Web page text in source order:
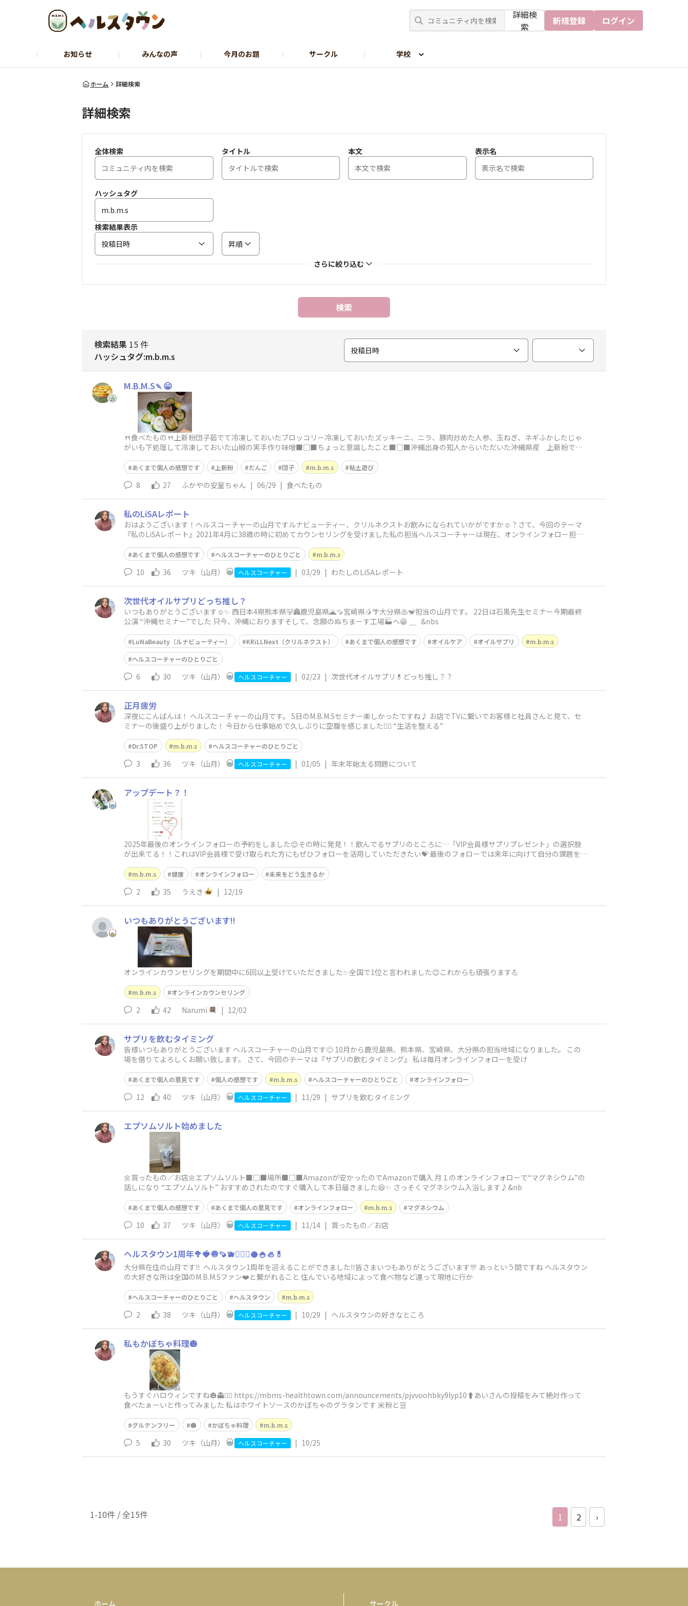
詳細検
索
新規登録 ログイン
お知らせ みんなの声 今月のお題 サークル 学校
ヘルスコーチャーのひとりごと
ホーム 詳細検索
詳細検索
全体検索 タイトル 本文 表示名
ハッシュタグ
検索結果表示
投稿日時
昇順
さらに絞り込む
検索
検索結果 15 件
ハッシュタグ:m.b.m.s
投稿日時
M.B.M.S🍡😁
🍴食べたもの🍴上新粉団子茹でて冷凍しておいたブロッコリー冷凍しておいたズッキーニ、ニラ、豚肉炒めた人参、玉ねぎ、ネギふかしたじゃ
がいも下処理して冷凍しておいた山椒の実手作り味噌■□■ちょっと意識したこと■□■沖縄出身の知人からいただいた沖縄県産 上新粉で
あくまで個人の感想です 上新粉 だんご 団子 m.b.m.s 粘土遊び
8 27 ふかやの安室ちゃん | 06/29 | 食べたもの
私のLiSAレポート
おはようございます！ヘルスコーチャーの山月ですルナビューティー、クリルネクストお飲みになられていかがですか☺️？さて、今回のテーマ
『私のLiSAレポート』2021年4月に38歳の時に初めてカウンセリングを受けました私の担当ヘルスコーチャーは現在、オンラインフォロー担当
あくまで個人の感想です ヘルスコーチャーのひとりごと m.b.m.s
10 36 ツキ（山月） ヘルスコーチャー | 03/29 | わたしのLiSAレポート
次世代オイルサプリどっち推し？
いつもありがとうございます☺️✨ 西日本4県熊本県🐻🏯鹿児島県🌋🍠宮崎県🥭🌴大分県♨️🐒担当の山月です。 22日は石黒先生セミナー今期最終
公演 “沖縄セミナー”でした 只今、沖縄におりますそして、念願のぬちまーす工場🏭へ😁 ＿ &nbs
LuNaBeauty（ルナビューティー） KRiLLNext（クリルネクスト） あくまで個人の感想です オイルケア オイルサプリ
m.b.m.s
ヘルスコーチャーのひとりごと
6 30 ツキ（山月） ヘルスコーチャー | 02/23 | 次世代オイルサプリ💊どっち推し？？
正月疲労
深夜にこんばんは！ ヘルスコーチャーの山月です。 5日のM.B.M.Sセミナー楽しかったですね♪ お店でTVに繋いでお客様と社員さんと見て、セ
ミナーの後盛り上がりました！ 今日から仕事始めで久しぶりに空腹を感じました✌🏻 “生活を整える”
Dr.STOP m.b.m.s ヘルスコーチャーのひとりごと
3 36 ツキ（山月） ヘルスコーチャー | 01/05 | 年末年始太る問題について
アップデート？！
2025年最後のオンラインフォローの予約をしました😊その時に発見！！飲んでるサプリのところに…「VIP会員様サプリプレゼント」の選択肢
が出来てる！！これはVIP会員様で受け取られた方にもぜひフォローを活用していただきたい💝 最後のフォローでは来年に向けて自分の課題を見
m.b.m.s 健康 オンラインフォロー 未来をどう生きるか
2 35 うえき | 12/19
いつもありがとうございます!!
オンラインカウンセリングを期間中に6回以上受けていただきました✨全国で1位と言われました😊これからも頑張ります💪
m.b.m.s オンラインカウンセリング
2 42 Narumi | 12/02
サプリを飲むタイミング
皆様いつもありがとうございます ヘルスコーチャーの山月です🙂 10月から鹿児島県、熊本県、宮崎県、大分県の担当地域になりました。 この
場を借りてよろしくお願い致します。 さて、今回のテーマは『サプリの飲むタイミング』 私は毎月オンラインフォローを受け
あくまで個人の意見です 個人の感想です m.b.m.s ヘルスコーチャーのひとりごと オンラインフォロー
12 40 ツキ（山月） ヘルスコーチャー | 11/29 | サプリを飲むタイミング
エプソムソルト始めました
🌼買ったもの／お店🌼エプソムソルト■□■場所■□■Amazonが安かったのでAmazonで購入 月１のオンラインフォローで“マグネシウム”の
話しになり “エプソムソルト” おすすめされたのですぐ購入して本日届きました😆✨ さっそくマグネシウム入浴します♪&nb
あくまで個人の感想です あくまで個人の意見です オンラインフォロー m.b.m.s マグネシウム
10 37 ツキ（山月） ヘルスコーチャー | 11/14 | 買ったもの／お店
ヘルスタウン1周年🥦🍓🧅🍠🫐🧘🏼‍♀️🥥🍚🦪💊
大分県在住の山月です‼︎ ヘルスタウン1周年を迎えることができました‼︎皆さまいつもありがとうございます🎊 あっという間ですね ヘルスタウン
の大好きな所は全国のM.B.M.Sファン❤️と繋がれること 住んでいる地域によって食べ物など違って現地に行か
ヘルスコーチャーのひとりごと ヘルスタウン m.b.m.s
2 38 ツキ（山月） ヘルスコーチャー | 10/29 | ヘルスタウンの好きなところ
私もかぼちゃ料理🎃
もうすぐハロウィンですね🎃👻🧟‍♀️ https://mbms-healthtown.com/announcements/pjvvoohbky9lyp10⬆️あいさんの投稿をみて絶対作って
食べたぁーいと作ってみました 私はホワイトソースのかぼちゃのグラタンです 米粉と豆
グルテンフリー 🎃 かぼちゃ料理 m.b.m.s
5 30 ツキ（山月） ヘルスコーチャー | 10/25
1-10件 / 全15件 1 2 ›
ホーム サークル